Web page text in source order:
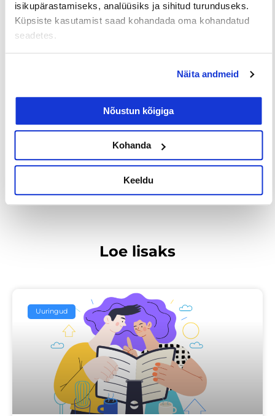
isikupärastamiseks, analüüsiks ja sihitud turunduseks.
Küpsiste kasutamist saad kohandada oma kohandatud
seadetes.
Näita andmeid
Nõustun kõigiga
Kohanda
Keeldu
Palk alates
2500€
Lisateenimise
võimalus
Töö
noortele
Jaga postitust
EELMINE JÄRGMINE
Loe lisaks
Uuringud